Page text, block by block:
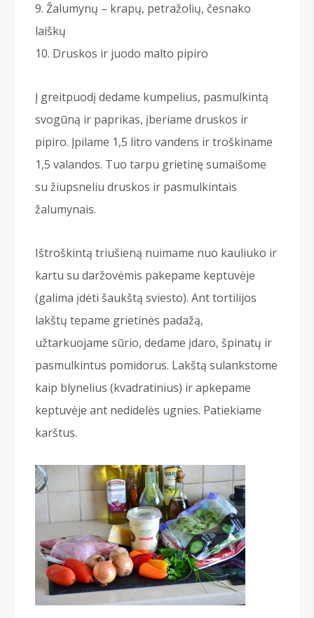
Žalumynų – krapų, petražolių, česnako
laiškų
Druskos ir juodo malto pipiro
Į greitpuodį dedame kumpelius, pasmulkintą
svogūną ir paprikas, įberiame druskos ir
pipiro. Įpilame 1,5 litro vandens ir troškiname
1,5 valandos. Tuo tarpu grietinę sumaišome
su žiupsneliu druskos ir pasmulkintais
žalumynais.
Ištroškintą triušieną nuimame nuo kauliuko ir
kartu su daržovėmis pakepame keptuvėje
(galima įdėti šaukštą sviesto). Ant tortilijos
lakštų tepame grietinės padažą,
užtarkuojame sūrio, dedame įdaro, špinatų ir
pasmulkintus pomidorus. Lakštą sulankstome
kaip blynelius (kvadratinius) ir apkepame
keptuvėje ant nedidelės ugnies. Patiekiame
karštus.